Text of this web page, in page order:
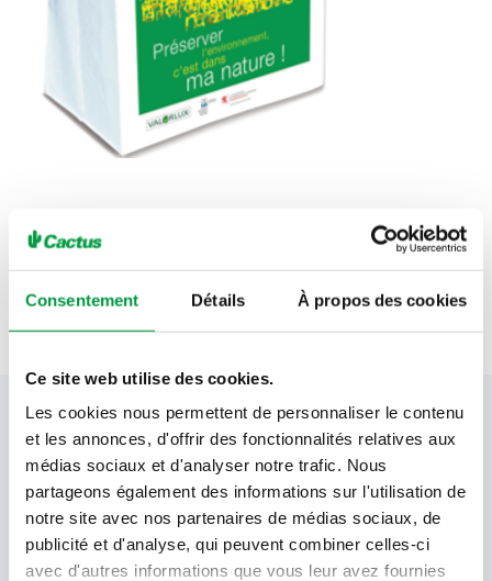
Consentement Détails À propos des cookies
Ce site web utilise des cookies.
Les cookies nous permettent de personnaliser le contenu
et les annonces, d'offrir des fonctionnalités relatives aux
médias sociaux et d'analyser notre trafic. Nous
partageons également des informations sur l'utilisation de
notre site avec nos partenaires de médias sociaux, de
publicité et d'analyse, qui peuvent combiner celles-ci
avec d'autres informations que vous leur avez fournies
Voir tous nos actes
Votre newsletter Cactus
Offres, recettes, promotions et offres exclusives en
avant-première ! Recevez-les dans votre boîte de
réception !